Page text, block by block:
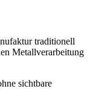
traditionell
Metallverarbeitung
sichtbare